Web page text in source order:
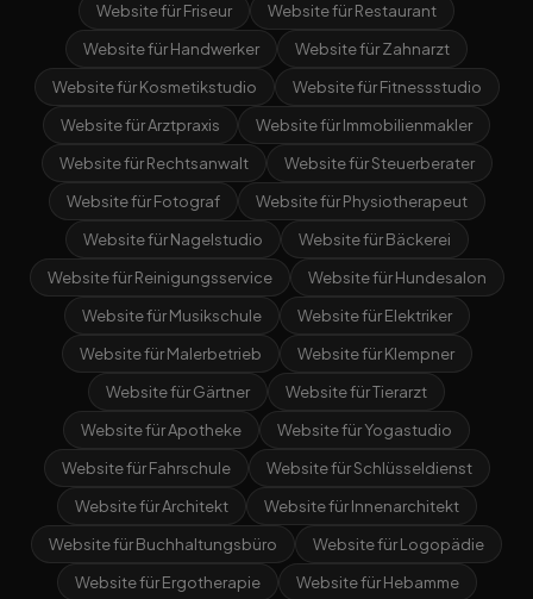
Website für Friseur
Website für Restaurant
Website für Handwerker
Website für Zahnarzt
Website für Kosmetikstudio
Website für Fitnessstudio
Website für Arztpraxis
Website für Immobilienmakler
Website für Rechtsanwalt
Website für Steuerberater
Website für Fotograf
Website für Physiotherapeut
Website für Nagelstudio
Website für Bäckerei
Website für Reinigungsservice
Website für Hundesalon
Website für Musikschule
Website für Elektriker
Website für Malerbetrieb
Website für Klempner
Website für Gärtner
Website für Tierarzt
Website für Apotheke
Website für Yogastudio
Website für Fahrschule
Website für Schlüsseldienst
Website für Architekt
Website für Innenarchitekt
Website für Buchhaltungsbüro
Website für Logopädie
Website für Ergotherapie
Website für Hebamme